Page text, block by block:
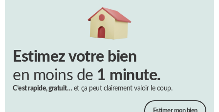
Estimez votre bien
en moins de 1 minute.
C’est rapide, gratuit…et ça peut clairement valoir le coup.